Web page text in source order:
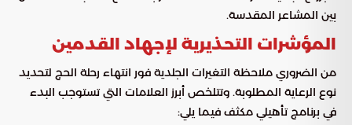
بين المشاعر المقدسة.
المؤشرات التحذيرية لإجهاد القدمين
من الضروري ملاحظة التغيرات الجلدية فور انتهاء رحلة الحج لتحديد
نوع الرعاية المطلوبة. وتتلخص أبرز العلامات التي تستوجب البدء
في برنامج تأهيلي مكثف فيما يلي: